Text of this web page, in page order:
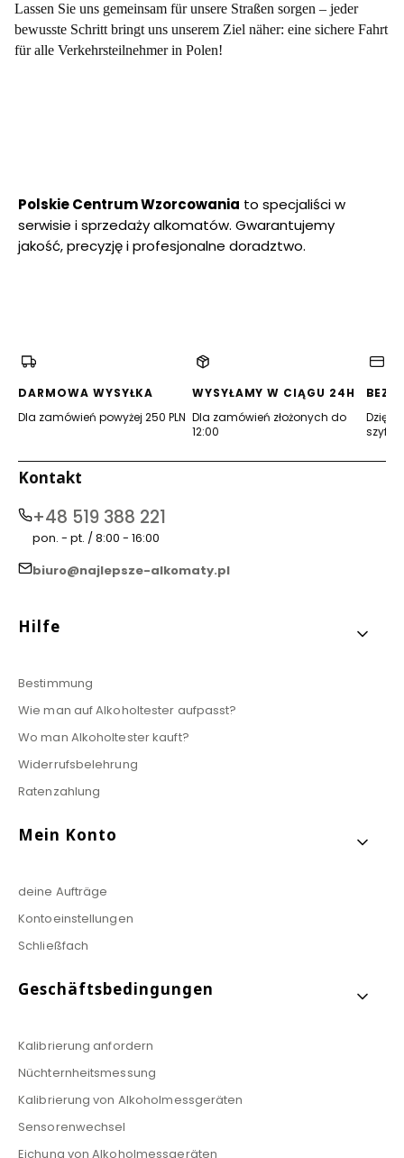
Lassen Sie uns gemeinsam für unsere Straßen sorgen – jeder
bewusste Schritt bringt uns unserem Ziel näher: eine sichere Fahrt
für alle Verkehrsteilnehmer in Polen!
Polskie Centrum Wzorcowania to specjaliści w
serwisie i sprzedaży alkomatów. Gwarantujemy
jakość, precyzję i profesjonalne doradztwo.
neuen
neuen
DARMOWA WYSYŁKA
Dla zamówień powyżej 250 PLN
WYSYŁAMY W CIĄGU 24H
Dla zamówień złożonych do
12:00
Dzięki
Kontakt
+48 519 388 221
pon. - pt. / 8:00 - 16:00
biuro@najlepsze-alkomaty.pl
Fußzeilenmenü
Hilfe
Bestimmung
Wie man auf Alkoholtester aufpasst?
Wo man Alkoholtester kauft?
Widerrufsbelehrung
Ratenzahlung
Mein Konto
deine Aufträge
Kontoeinstellungen
Schließfach
Geschäftsbedingungen
Kalibrierung anfordern
Nüchternheitsmessung
Kalibrierung von Alkoholmessgeräten
Sensorenwechsel
Eichung von Alkoholmessgeräten